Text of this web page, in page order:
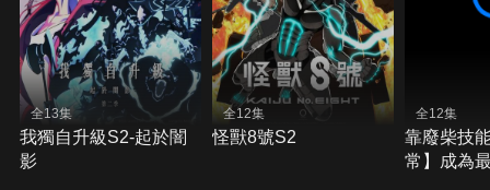
全13集
我獨自升級S2-起於闇
影
全12集
怪獸8號S2
全12集
靠廢柴技
常】成為